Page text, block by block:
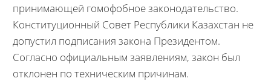
принимающей гомофобное законодательство.
Конституционный Совет Республики Казахстан не
допустил подписания закона Президентом.
Согласно официальным заявлениям, закон был
отклонен по техническим причинам.